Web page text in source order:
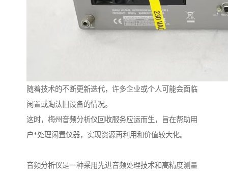
随着技术的不断更新迭代，许多企业或个人可能会面临
闲置或淘汰旧设备的情况。
这时，梅州音频分析仪回收服务应运而生，旨在帮助用
户*处理闲置仪器，实现资源再利用和价值较大化。
音频分析仪是一种采用先进音频处理技术和高精度测量